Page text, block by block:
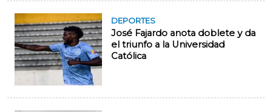
DEPORTES
José Fajardo anota doblete y da
el triunfo a la Universidad
Católica